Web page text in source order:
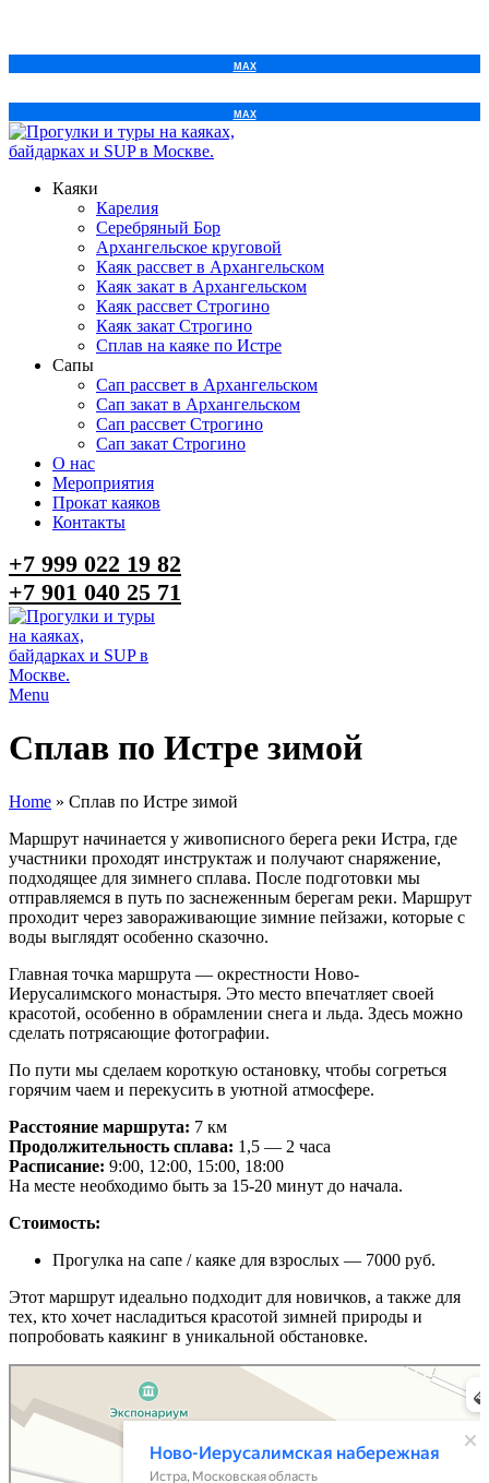
Каяки
Карелия
Серебряный Бор
Архангельское круговой
Каяк рассвет в Архангельском
Каяк закат в Архангельском
Каяк рассвет Строгино
Каяк закат Строгино
Сплав на каяке по Истре
Сапы
Сап рассвет в Архангельском
Сап закат в Архангельском
Сап рассвет Строгино
Сап закат Строгино
О нас
Мероприятия
Прокат каяков
Контакты
+7 999 022 19 82
+7 901 040 25 71
Menu
Сплав по Истре зимой
Home » Сплав по Истре зимой
Маршрут начинается у живописного берега реки Истра, где
участники проходят инструктаж и получают снаряжение,
подходящее для зимнего сплава. После подготовки мы
отправляемся в путь по заснеженным берегам реки. Маршрут
проходит через завораживающие зимние пейзажи, которые с
воды выглядят особенно сказочно.
Главная точка маршрута — окрестности Ново-
Иерусалимского монастыря. Это место впечатляет своей
красотой, особенно в обрамлении снега и льда. Здесь можно
сделать потрясающие фотографии.
По пути мы сделаем короткую остановку, чтобы согреться
горячим чаем и перекусить в уютной атмосфере.
Расстояние маршрута: 7 км
Продолжительность сплава: 1,5 — 2 часа
Расписание: 9:00, 12:00, 15:00, 18:00
На месте необходимо быть за 15-20 минут до начала.
Стоимость:
Прогулка на сапе / каяке для взрослых — 7000 руб.
Этот маршрут идеально подходит для новичков, а также для
тех, кто хочет насладиться красотой зимней природы и
попробовать каякинг в уникальной обстановке.
Истра
Ново-Иерусалимская набережная — Яндекс Карты